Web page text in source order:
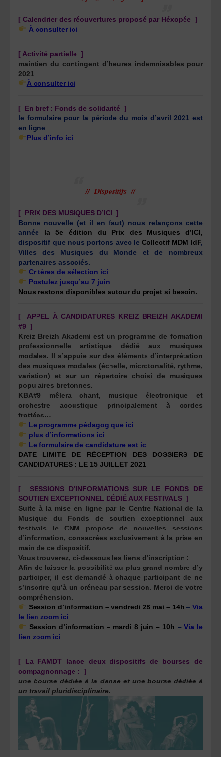
[ Calendrier des réouvertures proposé par Héxopée ]
À consulter ici
[ Activité partielle ]
maintien du contingent d’heures indemnisables pour
2021
À consulter ici
[ En bref : Fonds de solidarité ]
le formulaire pour la période du mois d’avril 2021 est
en ligne
Plus d’info ici
// Dispositifs //
[ PRIX DES MUSIQUES D’ICI ]
Bonne nouvelle (et il en faut) nous relançons cette
année la 5e édition du Prix des Musiques d’ICI,
dispositif que nous portons avec leCollectif MDM IdF,
Villes des Musiques du Monde et de nombreux
partenaires associés.
Critères de sélection ici
Postulez jusqu’au 7 juin
Nous restons disponibles autour du projet si besoin.
[ APPEL À CANDIDATURES KREIZ BREIZH AKADEMI
#9 ]
Kreiz Breizh Akademi est un programme de formation
professionnelle artistique dédié aux musiques
modales. Il s’appuie sur des éléments d’interprétation
des musiques modales (échelle, microtonalité, rythme,
variation) et sur un répertoire choisi de musiques
populaires bretonnes.
KBA#9 mêlera chant, musique électronique et
orchestre acoustique principalement à cordes
frottées…
Le programme pédagogique ici
plus d’informations ici
Le formulaire de candidature est ici
DATE LIMITE DE RÉCEPTION DES DOSSIERS DE
CANDIDATURES : LE 15 JUILLET 2021
[ SESSIONS D’INFORMATIONS SUR LE FONDS DE
SOUTIEN EXCEPTIONNEL DÉDIÉ AUX FESTIVALS ]
Suite à la mise en ligne par le Centre National de la
Musique du Fonds de soutien exceptionnel aux
festivals le CNM propose de nouvelles sessions
d’information, consacrées exclusivement à la prise en
main de ce dispositif.
Vous trouverez, ci-dessous les liens d’inscription :
Afin de laisser la possibilité au plus grand nombre d’y
participer, il est demandé à chaque participant de ne
s’inscrire qu’à un créneau par session. Merci de votre
compréhension.
Session d’information – vendredi 28 mai – 14h – Via
le lien zoom ici
Session d’information – mardi 8 juin – 10h – Via le
lien zoom ici
[ La FAMDT lance deux dispositifs de bourses de
compagnonnage : ]
une bourse dédiée à la danse et une bourse dédiée à
un travail pluridisciplinaire.